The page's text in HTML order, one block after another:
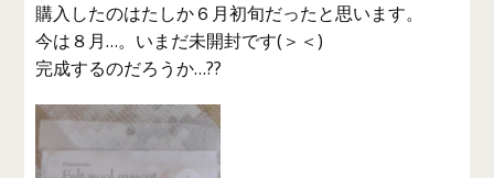
購入したのはたしか６月初旬だったと思います。
今は８月…。いまだ未開封です(＞＜)
完成するのだろうか…??